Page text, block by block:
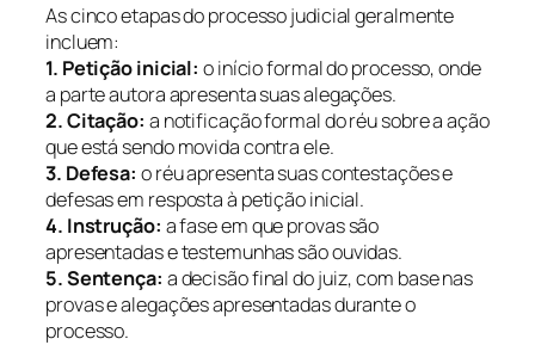
As cinco etapas do processo judicial geralmente
incluem:
1. Petição inicial: o início formal do processo, onde
a parte autora apresenta suas alegações.
2. Citação: a notificação formal do réu sobre a ação
que está sendo movida contra ele.
3. Defesa: o réu apresenta suas contestações e
defesas em resposta à petição inicial.
4. Instrução: a fase em que provas são
apresentadas e testemunhas são ouvidas.
5. Sentença: a decisão final do juiz, com base nas
provas e alegações apresentadas durante o
processo.